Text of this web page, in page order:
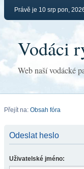
Právě je 10 srp pon,
Vodáci
Web naší vodácké
Přejít na: Obsah fóra
Odeslat heslo
Uživatelské jméno: